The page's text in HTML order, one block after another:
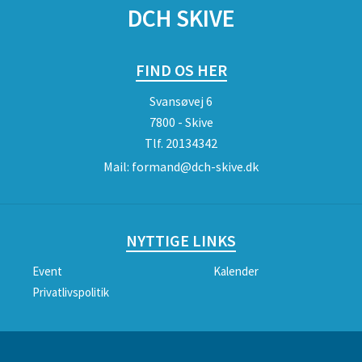
DCH SKIVE
FIND OS HER
Svansøvej 6
7800 - Skive
Tlf. 20134342
Mail: formand@dch-skive.dk
NYTTIGE LINKS
Event
Kalender
Privatlivspolitik